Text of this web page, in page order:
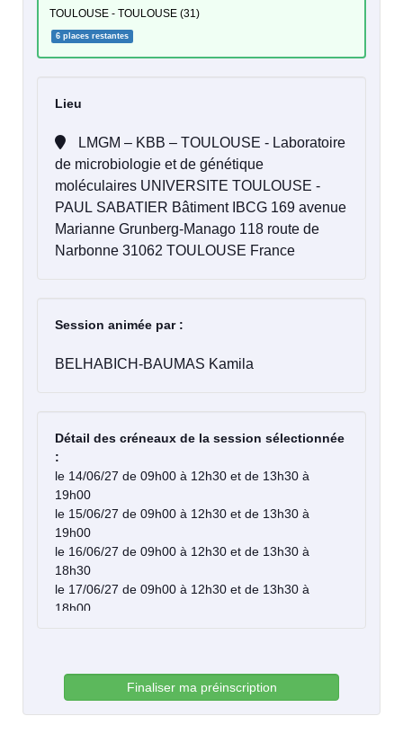
TOULOUSE - TOULOUSE (31)
6 places restantes
Lieu
de microbiologie et de génétique
moléculaires UNIVERSITE TOULOUSE -
PAUL SABATIER Bâtiment IBCG 169 avenue
Marianne Grunberg-Manago 118 route de
Narbonne 31062 TOULOUSE France
Session animée par :
BELHABICH-BAUMAS Kamila
Détail des créneaux de la session sélectionnée
:
le 14/06/27 de 09h00 à 12h30 et de 13h30 à
19h00
le 15/06/27 de 09h00 à 12h30 et de 13h30 à
19h00
le 16/06/27 de 09h00 à 12h30 et de 13h30 à
18h30
le 17/06/27 de 09h00 à 12h30 et de 13h30 à
18h00
Finaliser ma préinscription